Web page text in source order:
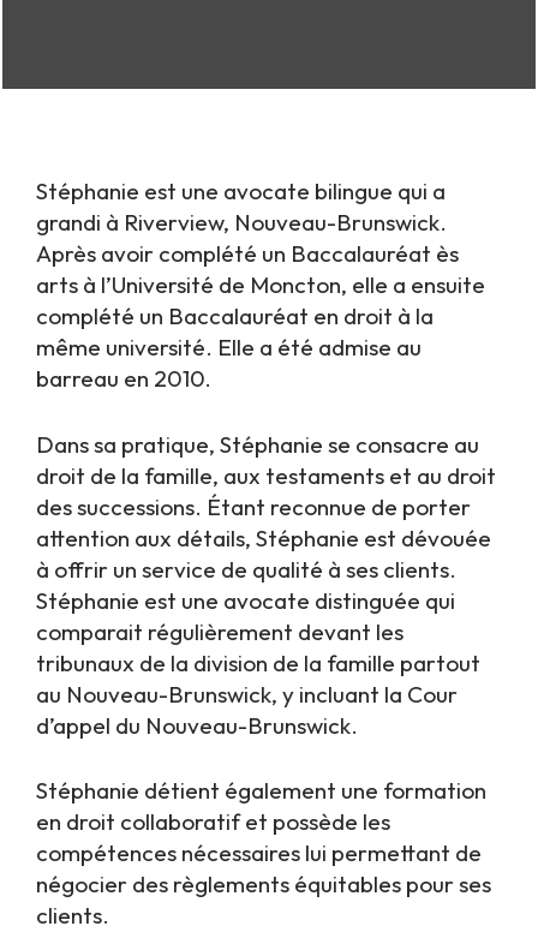
Stéphanie est une avocate bilingue qui a
grandi à Riverview, Nouveau-Brunswick.
Après avoir complété un Baccalauréat ès
arts à l’Université de Moncton, elle a ensuite
complété un Baccalauréat en droit à la
même université. Elle a été admise au
barreau en 2010.
Dans sa pratique, Stéphanie se consacre au
droit de la famille, aux testaments et au droit
des successions. Étant reconnue de porter
attention aux détails, Stéphanie est dévouée
à offrir un service de qualité à ses clients.
Stéphanie est une avocate distinguée qui
comparait régulièrement devant les
tribunaux de la division de la famille partout
au Nouveau-Brunswick, y incluant la Cour
d’appel du Nouveau-Brunswick.
Stéphanie détient également une formation
en droit collaboratif et possède les
compétences nécessaires lui permettant de
négocier des règlements équitables pour ses
clients.